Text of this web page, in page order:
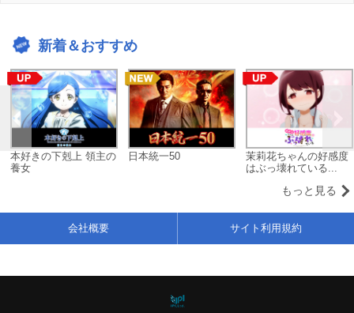
新着＆おすすめ
本好きの下剋上 領主の
養女
日本統一50
茉莉花ちゃんの好感度
はぶっ壊れている...
もっと見る
会社概要 サイト利用規約